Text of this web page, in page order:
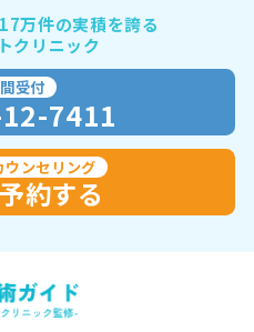
万件の実積を誇る
クリニック
受付
7411
ウンセリング
予約する